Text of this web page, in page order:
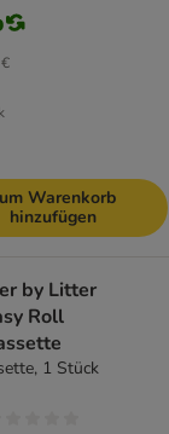
Warenkorb
hinzufügen
by Litter
Roll
1 Stück